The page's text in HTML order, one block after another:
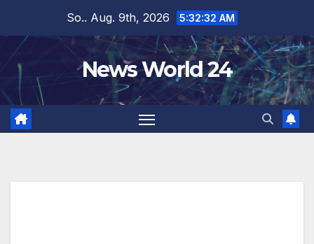
springen
So.. Aug. 9th, 2026 5:32:33 AM
News World 24